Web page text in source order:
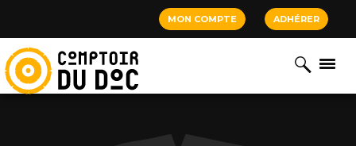
MON COMPTE ADHÉRER
Cookies management panel